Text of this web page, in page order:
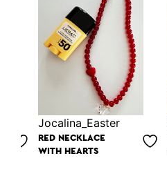
Jocalina_Easter
RED NECKLACE
WITH HEARTS